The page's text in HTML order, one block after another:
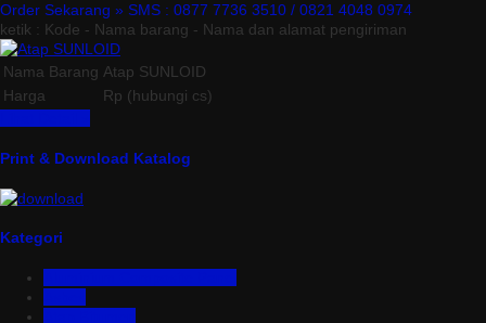
Order Sekarang » SMS : 0877 7736 3510 / 0821 4048 0974
ketik : Kode - Nama barang - Nama dan alamat pengiriman
Nama Barang Atap SUNLOID
Harga
Rp (hubungi cs)
Print & Download Katalog
Kategori